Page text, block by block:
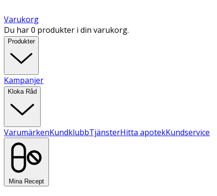
Varukorg
Du har 0 produkter i din varukorg.
Produkter
Kampanjer
Kloka Råd
VarumärkenKundklubbTjänsterHitta apotekKundservice
Mina Recept